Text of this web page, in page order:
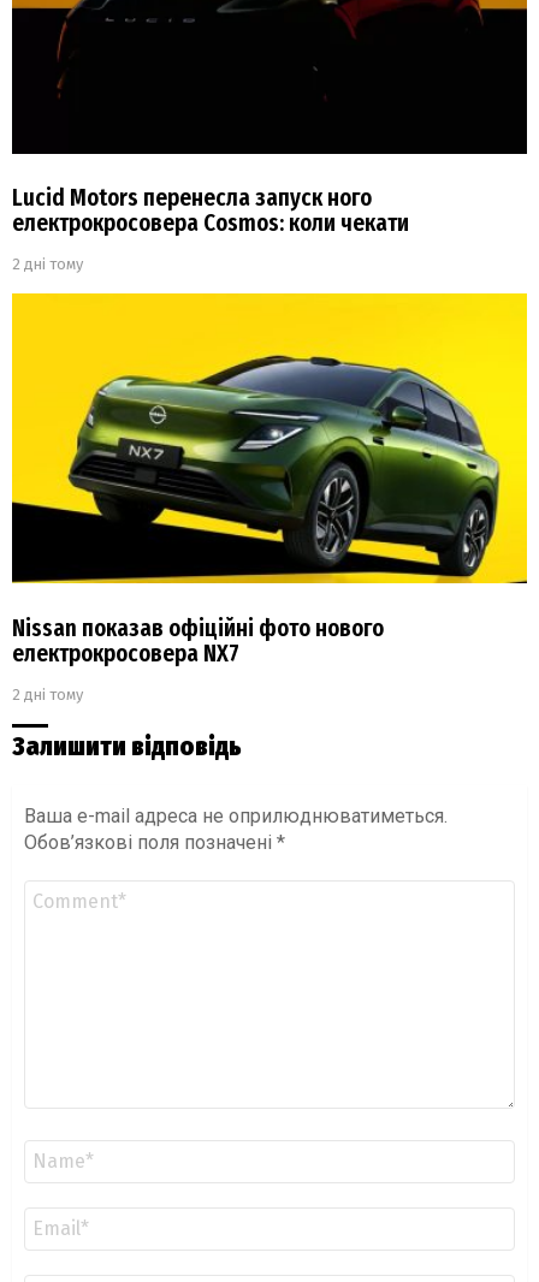
Lucid Motors перенесла запуск ного
електрокросовера Cosmos: коли чекати
2 дні тому
Nissan показав офіційні фото нового
електрокросовера NX7
2 дні тому
Залишити відповідь
Ваша e-mail адреса не оприлюднюватиметься.
Обов’язкові поля позначені *